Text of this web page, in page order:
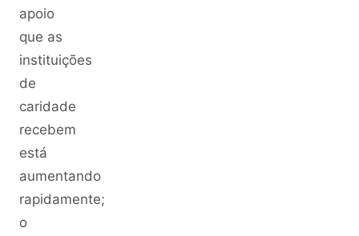
apoio
que as
instituições
de
caridade
recebem
está
aumentando
rapidamente;
o